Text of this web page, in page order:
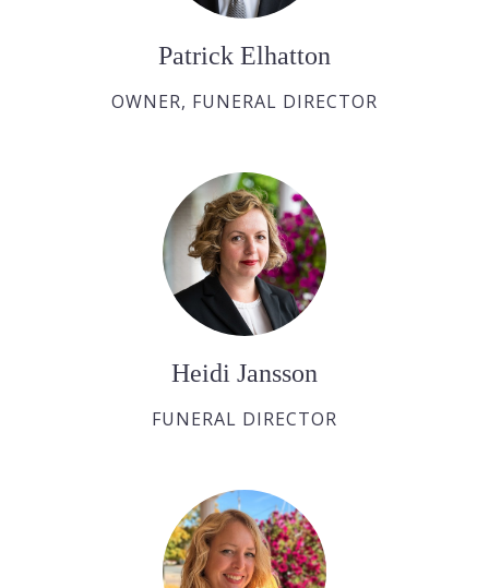
Patrick Elhatton
OWNER, FUNERAL DIRECTOR
Heidi Jansson
FUNERAL DIRECTOR